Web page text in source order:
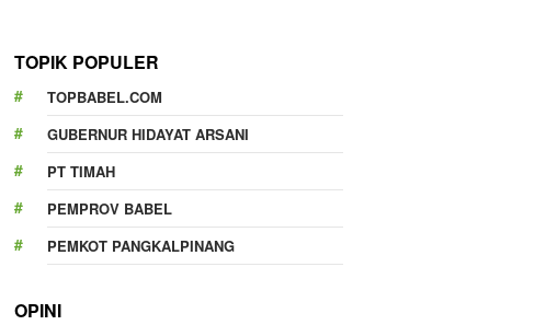
TOPIK POPULER
TOPBABEL.COM
GUBERNUR HIDAYAT ARSANI
PT TIMAH
PEMPROV BABEL
PEMKOT PANGKALPINANG
OPINI